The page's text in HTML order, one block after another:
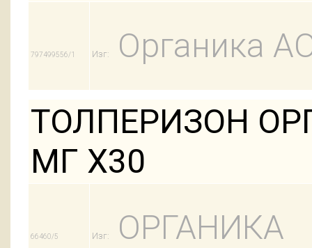
797499556/1 Изг:
Органика
ТОЛПЕРИЗОН
МГ Х30
66460/5 Изг:
ОРГАНИКА